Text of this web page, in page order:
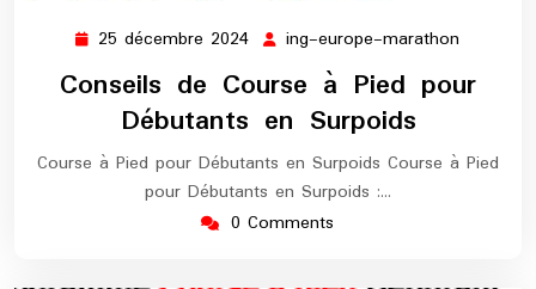
25 décembre 2024 25
décembre
2024
ing-europe-marathon
marathon
Conseils de Course à Pied pour
Débutants en Surpoids
Course à Pied pour Débutants en Surpoids Course à Pied
pour Débutants en Surpoids :…
0 Comments